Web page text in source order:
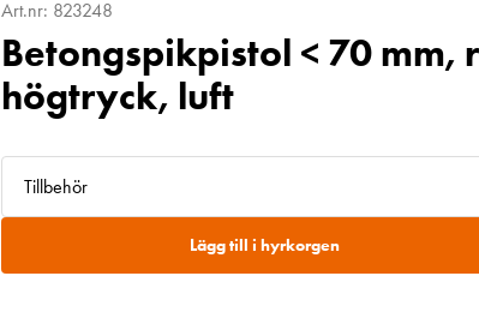
Art.nr: 823248
Betongspikpistol < 70 mm,
högtryck, luft
Tillbehör
Lägg till i hyrkorgen